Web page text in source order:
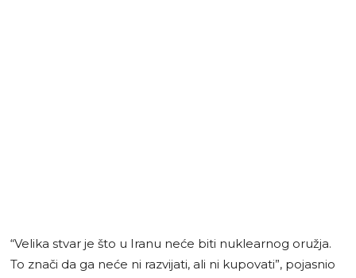
“Velika stvar je što u Iranu neće biti nuklearnog oružja.
To znači da ga neće ni razvijati, ali ni kupovati”, pojasnio